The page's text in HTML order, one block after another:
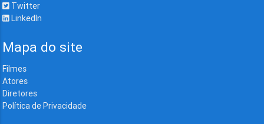
Twitter
LinkedIn
Mapa do site
Filmes
Atores
Diretores
Política de Privacidade